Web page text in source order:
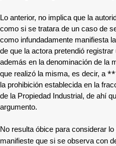
Lo anterior, no implica que la
como si se tratara de un caso de
como infundadamente manifiesta
de que la actora pretendió
además en la denominación de la
que realizó la misma, es decir, a
la prohibición establecida en la
de la Propiedad Industrial, de ahí
argumento.
No resulta óbice para considerar
manifieste que si se observa con